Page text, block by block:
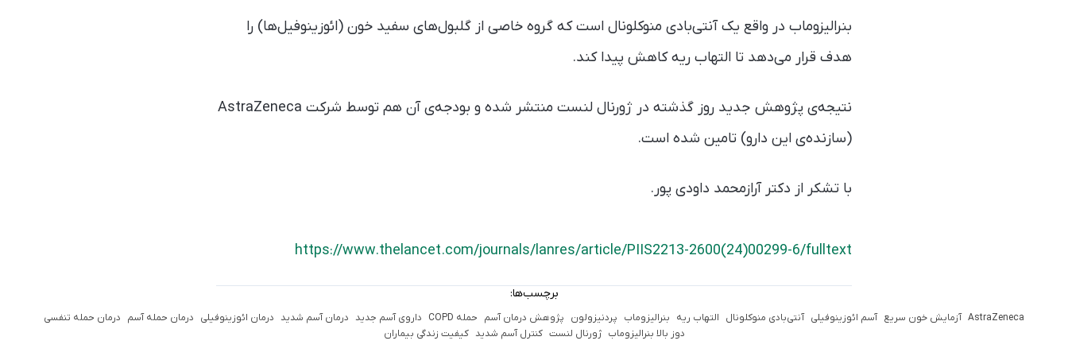
بنرالیزوماب در واقع یک آنتی‌بادی منوکلونال است که گروه خاصی از گلبول‌های سفید خون (ائوزینوفیل‌ها) را
هدف قرار می‌دهد تا التهاب ریه کاهش پیدا کند.
نتیجه‌ی پژوهش جدید روز گذشته در ژورنال لنست منتشر شده و بودجه‌ی آن هم توسط شرکت AstraZeneca
(سازنده‌ی این دارو) تامین شده است.
با تشکر از دکتر آرازمحمد داودی پور.
https://www.thelancet.com/journals/lanres/article/PIIS2213-2600(24)00299-6/fulltext
برچسب‌ها:
AstraZeneca آزمایش خون سریع آسم ائوزینوفیلی آنتی‌بادی منوکلونال التهاب ریه بنرالیزوماب پردنیزولون پژوهش درمان آسم حمله COPD داروی آسم جدید درمان آسم شدید درمان ائوزینوفیلی درمان حمله آسم
درمان حمله تنفسی
دوز بالا بنرالیزوماب ژورنال لنست کنترل آسم شدید کیفیت زندگی بیماران